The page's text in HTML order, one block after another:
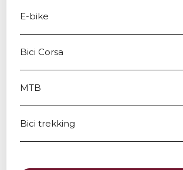
E-bike
Bici Corsa
MTB
Bici trekking